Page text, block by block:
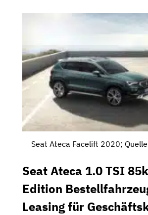
Seat Ateca Facelift 2020;
Seat Ateca 1.0 TSI
Edition
Leasing für